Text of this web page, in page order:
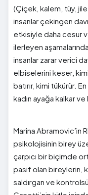
(Çiçek, kalem, tüy,
insanlar çekingen
etkisiyle daha cesur
ilerleyen
insanlar zarar verici
elbiselerini keser,
batırır, kimi tükürür.
kadın ayağa kalkar ve
Marina Abramovic’in
psikolojisinin birey
çarpıcı bir biçimde
pasif olan bireylerin,
saldırgan ve